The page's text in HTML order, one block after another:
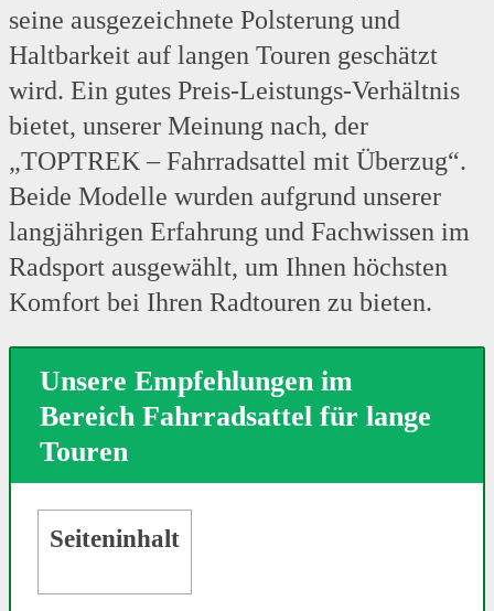
seine ausgezeichnete Polsterung und
Haltbarkeit auf langen Touren geschätzt
wird. Ein gutes Preis-Leistungs-Verhältnis
bietet, unserer Meinung nach, der
„TOPTREK – Fahrradsattel mit Überzug“.
Beide Modelle wurden aufgrund unserer
langjährigen Erfahrung und Fachwissen im
Radsport ausgewählt, um Ihnen höchsten
Komfort bei Ihren Radtouren zu bieten.
Unsere Empfehlungen im
Bereich Fahrradsattel für lange
Touren
Seiteninhalt